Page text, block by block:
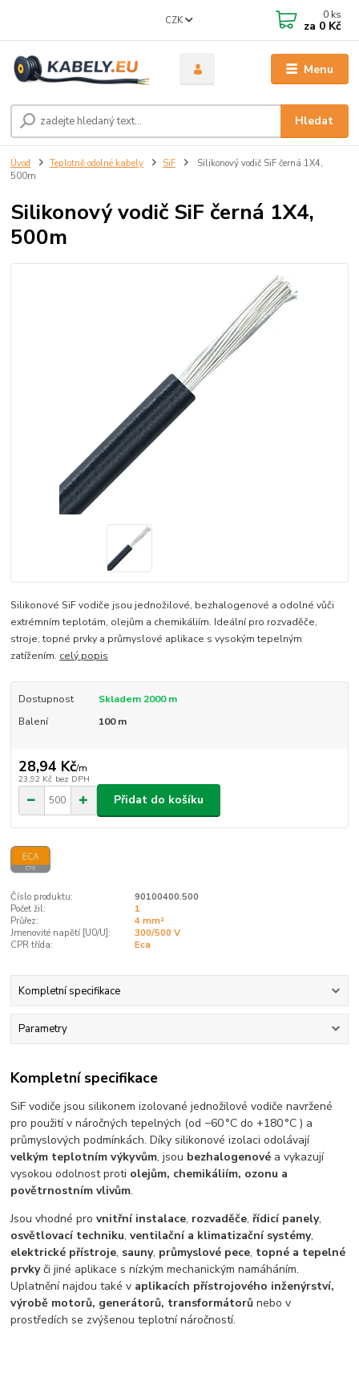
Menu
CZK
Hledat
0 ks
za 0 Kč
Úvod Teplotně odolné kabely SiF
Silikonový vodič SiF černá 1X4,
500m
Silikonový vodič SiF černá 1X4,
500m
Silikonové SiF vodiče jsou jednožilové, bezhalogenové a odolné vůči
extrémním teplotám, olejům a chemikáliím. Ideální pro rozvaděče,
stroje, topné prvky a průmyslové aplikace s vysokým tepelným
zatížením. celý popis
Dostupnost
Skladem 2000 m
Balení
100 m
28,94 Kč/m
23,92 Kč bez DPH
Přidat do košíku
Číslo produktu:
90100400.500
Počet žil:
1
Průřez:
4 mm²
Jmenovité napětí [U0/U]:
300/500 V
CPR třída:
Eca
Kompletní specifikace
Parametry
Kompletní specifikace
SiF vodiče jsou silikonem izolované jednožilové vodiče navržené
pro použití v náročných tepelných (od −60 °C do +180 °C ) a
průmyslových podmínkách. Díky silikonové izolaci odolávají
velkým teplotním výkyvům, jsou bezhalogenové a vykazují
vysokou odolnost proti olejům, chemikáliím, ozonu a
povětrnostním vlivům.
Jsou vhodné provnitřní instalace, rozvaděče, řídicí panely,
osvětlovací techniku,ventilační a klimatizační systémy,
elektrické přístroje, sauny, průmyslové pece, topné a tepelné
prvkyči jiné aplikace s nízkým mechanickým namáháním.
Uplatnění najdou také v aplikacích přístrojového inženýrství,
výrobě motorů, generátorů, transformátorů nebo v
prostředích se zvýšenou teplotní náročností.